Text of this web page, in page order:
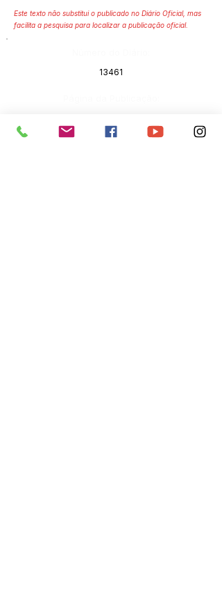
Este texto não substitui o publicado no Diário Oficial, mas
facilita a pesquisa para localizar a publicação oficial.
13461